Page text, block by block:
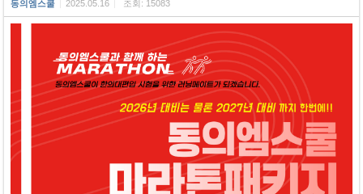
동의엠스쿨 2025.05.16 조회: 15083